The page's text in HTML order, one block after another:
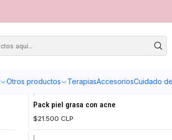
Otros productos TerapiasAccesoriosCuidado
Pack piel grasa con acne
$21.500 CLP